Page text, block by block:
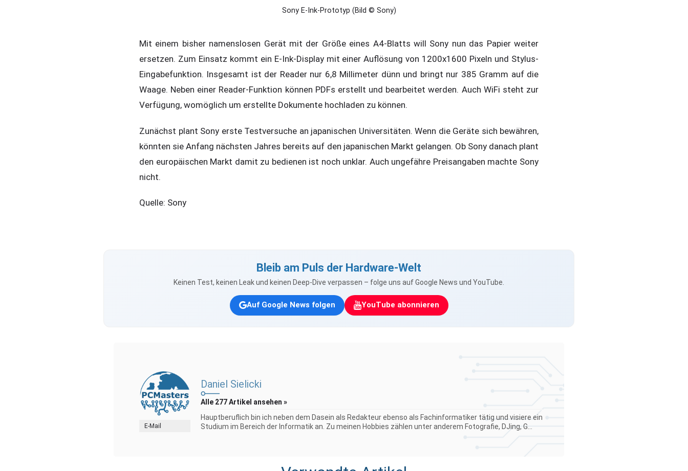
Sony E-Ink-Prototyp (Bild © Sony)
Mit einem bisher namenslosen Gerät mit der Größe eines A4-Blatts will Sony nun das Papier weiter
ersetzen. Zum Einsatz kommt ein E-Ink-Display mit einer Auflösung von 1200x1600 Pixeln und Stylus-
Eingabefunktion. Insgesamt ist der Reader nur 6,8 Millimeter dünn und bringt nur 385 Gramm auf die
Waage. Neben einer Reader-Funktion können PDFs erstellt und bearbeitet werden. Auch WiFi steht zur
Verfügung, womöglich um erstellte Dokumente hochladen zu können.
Zunächst plant Sony erste Testversuche an japanischen Universitäten. Wenn die Geräte sich bewähren,
könnten sie Anfang nächsten Jahres bereits auf den japanischen Markt gelangen. Ob Sony danach plant
den europäischen Markt damit zu bedienen ist noch unklar. Auch ungefähre Preisangaben machte Sony
nicht.
Quelle: Sony
Bleib am Puls der Hardware-Welt
Keinen Test, keinen Leak und keinen Deep-Dive verpassen – folge uns auf Google News und YouTube.
Auf Google News folgen YouTube abonnieren
E-Mail
Daniel Sielicki
Alle 277 Artikel ansehen »
Hauptberuflich bin ich neben dem Dasein als Redakteur ebenso als Fachinformatiker tätig und visiere ein
Studium im Bereich der Informatik an. Zu meinen Hobbies zählen unter anderem Fotografie, DJing, G...